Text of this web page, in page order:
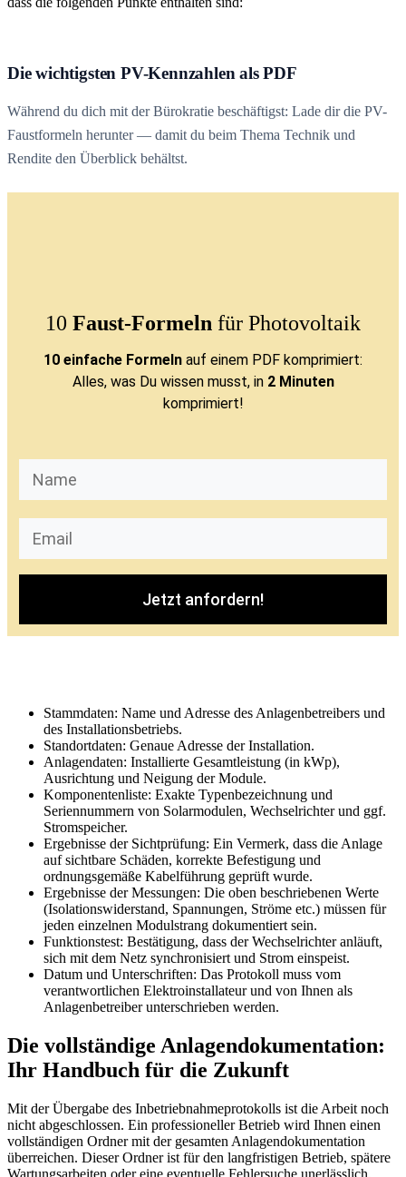
Die wichtigsten PV-Kennzahlen als PDF
Während du dich mit der Bürokratie beschäftigst: Lade dir die PV-
Faustformeln herunter — damit du beim Thema Technik und
Rendite den Überblick behältst.
10 Faust-Formeln für Photovoltaik
10 einfache Formeln auf einem PDF komprimiert:
Alles, was Du wissen musst, in 2 Minuten
komprimiert!
Jetzt anfordern!
Stammdaten: Name und Adresse des Anlagenbetreibers und
des Installationsbetriebs.
Standortdaten: Genaue Adresse der Installation.
Anlagendaten: Installierte Gesamtleistung (in kWp),
Ausrichtung und Neigung der Module.
Komponentenliste: Exakte Typenbezeichnung und
Seriennummern von Solarmodulen, Wechselrichter und ggf.
Stromspeicher.
Ergebnisse der Sichtprüfung: Ein Vermerk, dass die Anlage
auf sichtbare Schäden, korrekte Befestigung und
ordnungsgemäße Kabelführung geprüft wurde.
Ergebnisse der Messungen: Die oben beschriebenen Werte
(Isolationswiderstand, Spannungen, Ströme etc.) müssen für
jeden einzelnen Modulstrang dokumentiert sein.
Funktionstest: Bestätigung, dass der Wechselrichter anläuft,
sich mit dem Netz synchronisiert und Strom einspeist.
Datum und Unterschriften: Das Protokoll muss vom
verantwortlichen Elektroinstallateur und von Ihnen als
Anlagenbetreiber unterschrieben werden.
Die vollständige Anlagendokumentation:
Ihr Handbuch für die Zukunft
Mit der Übergabe des Inbetriebnahmeprotokolls ist die Arbeit noch
nicht abgeschlossen. Ein professioneller Betrieb wird Ihnen einen
vollständigen Ordner mit der gesamten Anlagendokumentation
überreichen. Dieser Ordner ist für den langfristigen Betrieb, spätere